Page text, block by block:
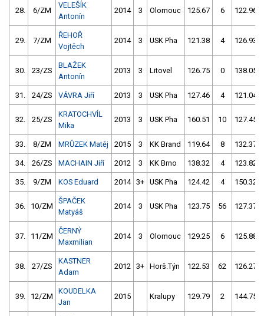
28. 6/ZM
VELEŠÍK
Antonín
2014 3 Olomouc 125.67 6 122.96
29. 7/ZM
ŘEHOŘ
Vojtěch
2014 3 USK Pha 121.38 4 126.93
30. 23/ZS
BLAŽEK
Antonín
2013 3 Litovel 126.75 0 138.05
31. 24/ZS VÁVRA Jiří 2013 3 USK Pha 127.46 4 121.04
32. 25/ZS
KRATOCHVÍL
Mika
2013 3 USK Pha 160.51 10 127.45
33. 8/ZM MRŮZEK Matěj 2015 3 KK Brand 119.64 8 132.37
34. 26/ZS MACHAIN Jiří 2012 3 KK Brno 138.32 4 123.82
35. 9/ZM KOS Eduard 2014 3+ USK Pha 124.42 4 150.32
36. 10/ZM
ŠPAČEK
Matyáš
2014 3 USK Pha 123.75 56 127.37
37. 11/ZM
ČERNÝ
Maxmilian
2014 3 Olomouc 129.25 6 125.88
38. 27/ZS
KASTNER
Adam
2012 3+ Horš.Týn 122.53 62 126.27
39. 12/ZM
KOUDELKA
Jan
2015 Kralupy 129.79 2 144.75